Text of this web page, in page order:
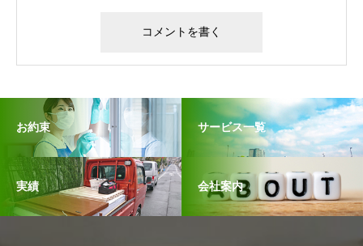
お約束 サービス一覧
実績 会社案内